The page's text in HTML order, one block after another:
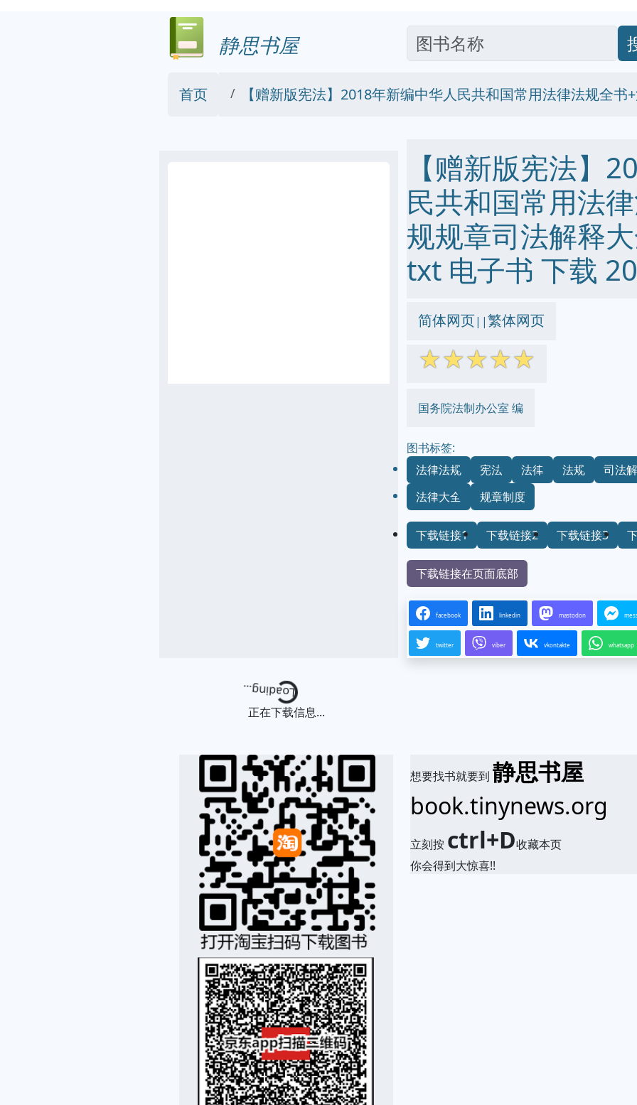
静思书屋
首页 【赠新版宪法】2018年新编中华人民共和国常用法律法规全
【赠新版宪法】
民共和国常用法
规规章司法解释
txt 电子书 下载
简体网页||繁体网页
☆☆☆☆☆
国务院法制办公室 编
图书标签:
法律法规
宪法 法律 法规
司法
法律大全
规章制度
下载链接1 下载链接2 下载链接3
下载链接在页面底部
facebook linkedin mastodon
twitter viber vkontakte whatsapp
Loading...
正在下载信息...
想要找书就要到静思书屋
book.tinynews.org
立刻按 ctrl+D收藏本页
你会得到大惊喜!!